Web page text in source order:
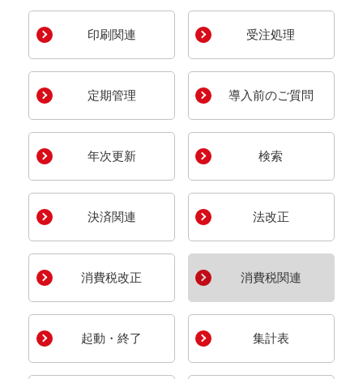
印刷関連 受注処理
定期管理 導入前のご質問
年次更新 検索
決済関連 法改正
消費税改正 消費税関連
起動・終了 集計表